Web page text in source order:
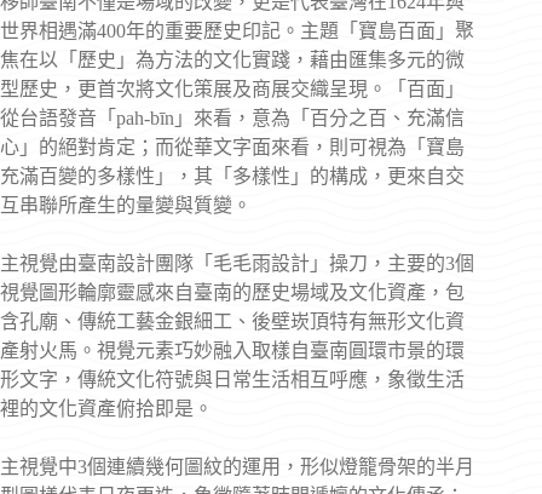
世界相遇滿400年的重要歷史印記。主題「寶島百面」聚
焦在以「歷史」為方法的文化實踐，藉由匯集多元的微
型歷史，更首次將文化策展及商展交織呈現。「百面」
從台語發音「pah-bīn」來看，意為「百分之百、充滿信
心」的絕對肯定；而從華文字面來看，則可視為「寶島
充滿百變的多樣性」，其「多樣性」的構成，更來自交
互串聯所產生的量變與質變。
主視覺由臺南設計團隊「毛毛雨設計」操刀，主要的3個
視覺圖形輪廓靈感來自臺南的歷史場域及文化資產，包
含孔廟、傳統工藝金銀細工、後壁崁頂特有無形文化資
產射火馬。視覺元素巧妙融入取樣自臺南圓環市景的環
形文字，傳統文化符號與日常生活相互呼應，象徵生活
裡的文化資產俯拾即是。
主視覺中3個連續幾何圖紋的運用，形似燈籠骨架的半月